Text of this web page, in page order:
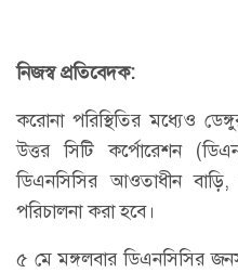
নিজস্ব প্রতিবেদক:
করোনা পরিস্থিতির মধ্যেও
উত্তর সিটি কর্পোরেশন
ডিএনসিসির আওতাধীন বাড়ি,
পরিচালনা করা হবে।
৫ মে মঙ্গলবার ডিএনসিসির